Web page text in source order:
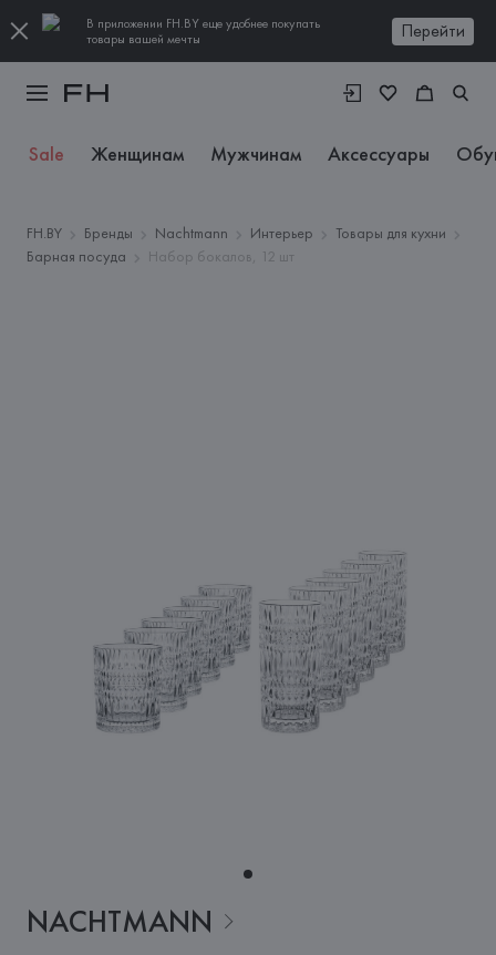
В приложении FH.BY еще удобнее покупать
товары вашей мечты
Перейти
Sale Женщинам Мужчинам Аксессуары
FH.BY Бренды Nachtmann Интерьер
Товары для кухни
Барная посуда
Набор бокалов, 12 шт
NACHTMANN